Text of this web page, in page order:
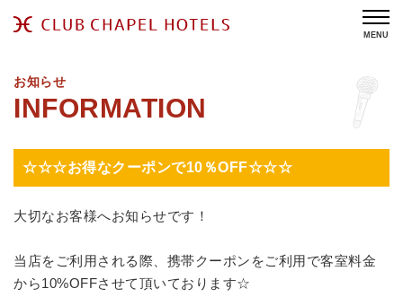
MENU
お知らせ
☆☆☆お得なクーポンで10％OFF☆☆☆
大切なお客様へお知らせです！
当店をご利用される際、携帯クーポンをご利用で客室料金
から10%OFFさせて頂いております☆